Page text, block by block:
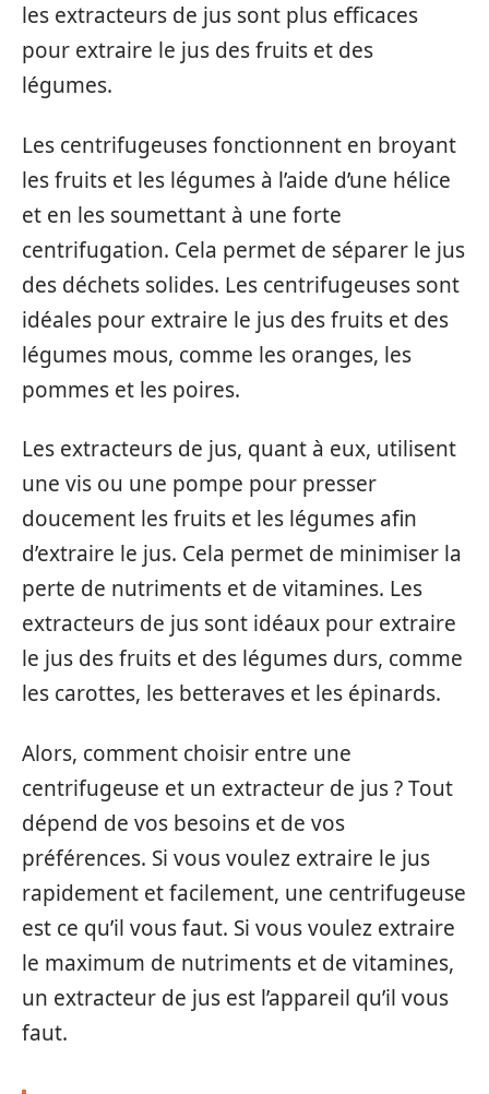
les extracteurs de jus sont plus efficaces
pour extraire le jus des fruits et des
légumes.
Les centrifugeuses fonctionnent en broyant
les fruits et les légumes à l’aide d’une hélice
et en les soumettant à une forte
centrifugation. Cela permet de séparer le jus
des déchets solides. Les centrifugeuses sont
idéales pour extraire le jus des fruits et des
légumes mous, comme les oranges, les
pommes et les poires.
Les extracteurs de jus, quant à eux, utilisent
une vis ou une pompe pour presser
doucement les fruits et les légumes afin
d’extraire le jus. Cela permet de minimiser la
perte de nutriments et de vitamines. Les
extracteurs de jus sont idéaux pour extraire
le jus des fruits et des légumes durs, comme
les carottes, les betteraves et les épinards.
Alors, comment choisir entre une
centrifugeuse et un extracteur de jus ? Tout
dépend de vos besoins et de vos
préférences. Si vous voulez extraire le jus
rapidement et facilement, une centrifugeuse
est ce qu’il vous faut. Si vous voulez extraire
le maximum de nutriments et de vitamines,
un extracteur de jus est l’appareil qu’il vous
faut.